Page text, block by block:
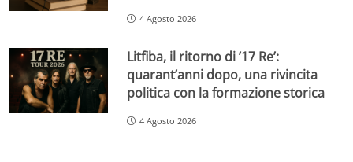
4 Agosto 2026
Litfiba, il ritorno di ’17 Re’:
quarant’anni dopo, una rivincita
politica con la formazione storica
4 Agosto 2026